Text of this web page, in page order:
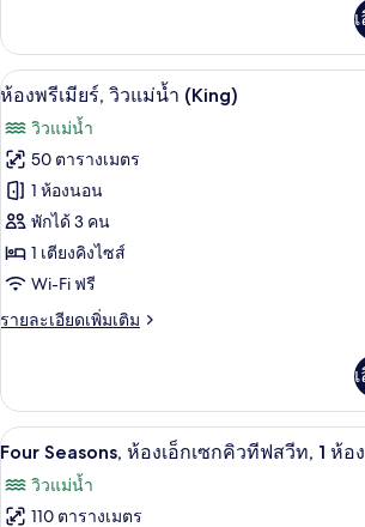
เกี่ยว
กับ
ห้อง
วิว
แม่น้ำ
(Two
Twins)
เปิด
ภาพถ่าย
ทั้งหมด
ของ
ห้อง
พรีเมียร์,
วิว
แม่น้ำ
ห้องพรีเมียร์
6
ห้องพรีเมียร์, วิวแม่น้ำ (King)
วิวแม่น้ำ
50 ตารางเมตร
1 ห้องนอน
พักได้ 3 คน
1 เตียงคิงไซส์
Wi-Fi ฟรี
รายละเอียดเพิ่มเติม
ราย
เกี่ยว
กับ
ห้อง
วิว
แม่น้ำ
เปิด
ภาพถ่าย
ทั้งหมด
Four
8
Four Seasons, ห้องเอ็กเซกคิวทีฟสวีท, 1 ห้
วิวแม่น้ำ
110 ตารางเมตร